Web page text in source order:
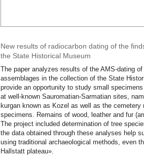
New results of radiocarbon dating of the
the State Historical Museum
The paper analyzes results of the AMS-dating
assemblages in the collection of the State
provide an opportunity to study small
at well-known Sauromatian-Sarmatian sites,
kurgan known as Kozel as well as the
specimens. Remains of wood, leather and fur
The project included determination of tree
the data obtained through these analyses help
using traditional archaeological methods, even
Hallstatt plateau».